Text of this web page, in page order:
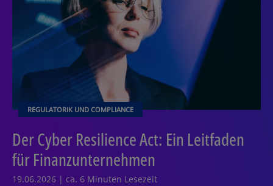
REGULATORIK UND COMPLIANCE
Der Cyber Resilience Act: Ein Leitfaden
für Finanzunternehmen
19.06.2026 | ca. 6 Minuten Lesezeit